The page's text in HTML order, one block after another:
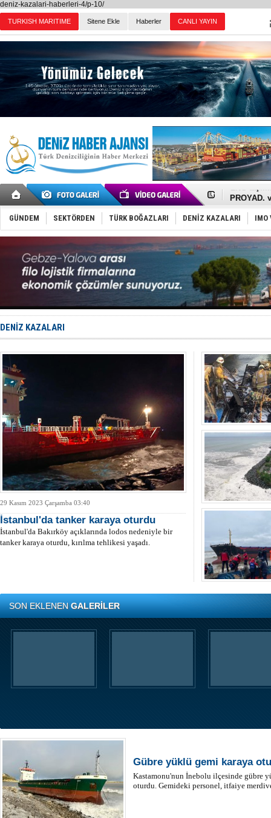
deniz-kazalari-haberleri-4/p-10/
TURKISH MARITIME Sitene Ekle Haberler CANLI YAYIN
İTU AUV,
PROYAD,
Türkiye-
Türk
Deniz
DÖDER,
Fairline,
Baltık
Runit
Limana
Türk
Hüseyin
Hat-San
GÜNDEM SEKTÖRDEN TÜRK BOĞAZLARI DENİZ KAZALARI IMO
DENİZ KAZALARI
29 Kasım 2023 Çarşamba 03:40
İstanbul'da tanker karaya oturdu
İstanbul'da Bakırköy açıklarında lodos nedeniyle bir
tanker karaya oturdu, kırılma tehlikesi yaşadı.
SON EKLENENGALERİLER
Gübre yüklü gemi karaya
Kastamonu'nun İnebolu ilçesinde gübre
oturdu. Gemideki personel, itfaiye